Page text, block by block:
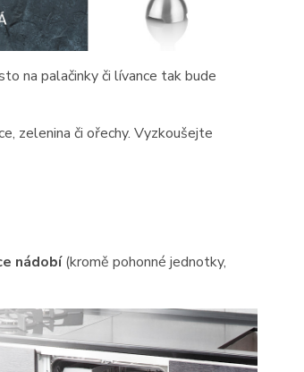
na palačinky či lívance tak bude
zelenina či ořechy. Vyzkoušejte
nádobí(kromě pohonné jednotky,